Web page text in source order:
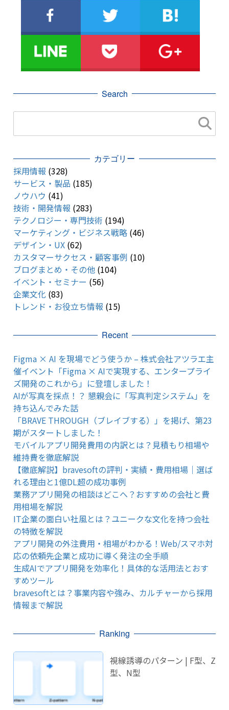
Search
カテゴリー
採用情報 (328)
サービス・製品 (185)
ノウハウ (41)
技術・開発情報 (283)
テクノロジー・専門技術 (194)
マーケティング・ビジネス戦略(46)
デザイン・UX(62)
カスタマーサクセス・顧客事例 (10)
ブログまとめ・その他(104)
イベント・セミナー (56)
企業文化 (83)
トレンド・お役立ち情報 (15)
Recent
Figma × AI を現場でどう使うか – 株式会社アツラエ主
催イベント「Figma × AIで実現する、エンタープライ
ズ開発のこれから」に登壇しました！
AIが写真を採点！？ 懇親会に「写真判定システム」を
持ち込んでみた話
「BRAVE THROUGH（ブレイブする）」を掲げ、第23
期がスタートしました！
モバイルアプリ開発費用の内訳とは？見積もり相場や
維持費を徹底解説
【徹底解説】bravesoftの評判・実績・費用相場｜選ば
れる理由と1億DL超の成功事例
業務アプリ開発の相談はどこへ？おすすめの会社と費
用相場を解説
IT企業の面白い社風とは？ユニークな文化を持つ会社
の特徴を解説
アプリ開発の外注費用・相場がわかる！Web/スマホ対
応の依頼先企業と成功に導く発注の全手順
生成AIでアプリ開発を効率化！具体的な活用法とおす
すめツール
bravesoftとは？事業内容や強み、カルチャーから採用
情報まで解説
Ranking
視線誘導のパターン | F型、Z
型、N型